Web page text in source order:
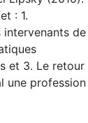
: 1.
intervenants de
et 3. Le retour
une profession